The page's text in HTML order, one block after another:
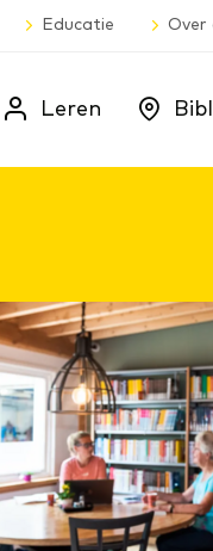
Leren
Educatie Over